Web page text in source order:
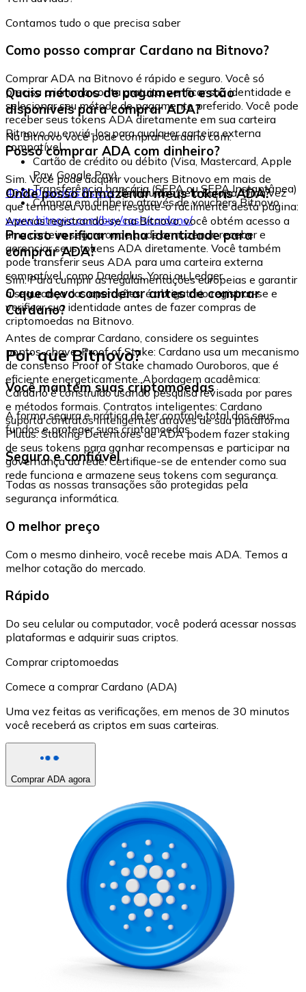
Contamos tudo o que precisa saber
Como posso comprar Cardano na Bitnovo?
Comprar ADA na Bitnovo é rápido e seguro. Você só
precisa criar uma conta gratuita, verificar sua identidade e
selecionar seu método de pagamento preferido. Você pode
receber seus tokens ADA diretamente em sua carteira
Bitnovo ou enviá-los para qualquer carteira externa
compatível.
Quais métodos de pagamento estão
disponíveis para comprar ADA?
Na Bitnovo você pode comprar Cardano com:
Cartão de crédito ou débito (Visa, Mastercard, Apple
Pay, Google Pay)
Transferência bancária (SEPA ou SEPA Instantânea)
Compra em dinheiro através de vouchers Bitnovo
Posso comprar ADA com dinheiro?
Sim. Você pode adquirir vouchers Bitnovo em mais de
40.000 pontos físicosdistribuídos pela Europa. Uma vez
que tenha seu voucher, resgate-o facilmente desta página:
www.bitnovo.com/buy/cash/cardano/
Onde posso armazenar meus tokens ADA?
Apenas registrando-se na Bitnovo, você obtém acesso a
uma carteira segura onde pode armazenar, receber e
gerenciar seus tokens ADA diretamente. Você também
pode transferir seus ADA para uma carteira externa
compatível, como Daedalus, Yoroi ou Ledger.
Preciso verificar minha identidade para
comprar ADA?
Sim. Para cumprir as regulamentações europeias e garantir
a segurança das operações, é obrigatório registrar-se e
verificar sua identidade antes de fazer compras de
criptomoedas na Bitnovo.
O que devo considerar antes de comprar
Cardano?
Antes de comprar Cardano, considere os seguintes
pontos-chave: Proof of Stake: Cardano usa um mecanismo
de consenso Proof of Stake chamado Ouroboros, que é
eficiente energeticamente. Abordagem acadêmica:
Cardano é construído usando pesquisa revisada por pares
e métodos formais. Contratos inteligentes: Cardano
suporta contratos inteligentes através de sua plataforma
Plutus. Staking: Detentores de ADA podem fazer staking
de seus tokens para ganhar recompensas e participar na
governança da rede. Certifique-se de entender como sua
rede funciona e armazene seus tokens com segurança.
Por que Bitnovo?
Você mantém suas criptomoedas
A forma segura e prática de ter controle total dos seus
fundos e proteger suas criptomoedas.
Seguro e confiável
Todas as nossas transações são protegidas pela
segurança informática.
O melhor preço
Com o mesmo dinheiro, você recebe mais ADA. Temos a
melhor cotação do mercado.
Rápido
Do seu celular ou computador, você poderá acessar nossas
plataformas e adquirir suas criptos.
Comprar criptomoedas
Comece a comprar Cardano (ADA)
Uma vez feitas as verificações, em menos de 30 minutos
você receberá as criptos em suas carteiras.
Comprar ADA agora